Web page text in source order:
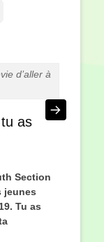
d’aller à
as
Section
jeunes
Tu as